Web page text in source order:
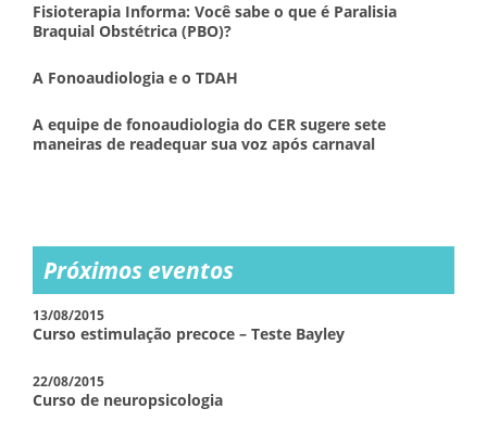
Fisioterapia Informa: Você sabe o que é Paralisia
Braquial Obstétrica (PBO)?
A Fonoaudiologia e o TDAH
A equipe de fonoaudiologia do CER sugere sete
maneiras de readequar sua voz após carnaval
Próximos eventos
13/08/2015
Curso estimulação precoce – Teste Bayley
22/08/2015
Curso de neuropsicologia